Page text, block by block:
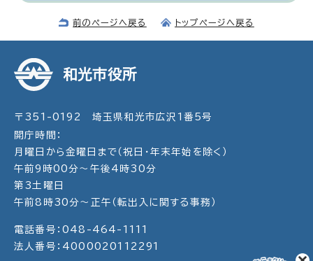
前のページへ戻る トップページへ戻る
和光市役所
〒351-0192 埼玉県和光市広沢1番5号
開庁時間：
月曜日から金曜日まで（祝日・年末年始を除く）
午前9時00分～午後4時30分
第3土曜日
午前8時30分～正午（転出入に関する事務）
電話番号：048-464-1111
法人番号：4000020112291